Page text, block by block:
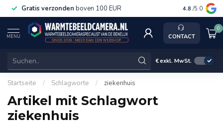
Gratis verzonden boven 100 EUR Service,
4.8 /5.0
MENU CONTACT
0
€exkl. MwSt.
Startseite / Schlagworte / ziekenhuis
Artikel mit Schlagwort
ziekenhuis